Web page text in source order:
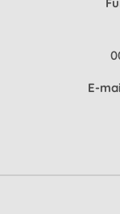
E-